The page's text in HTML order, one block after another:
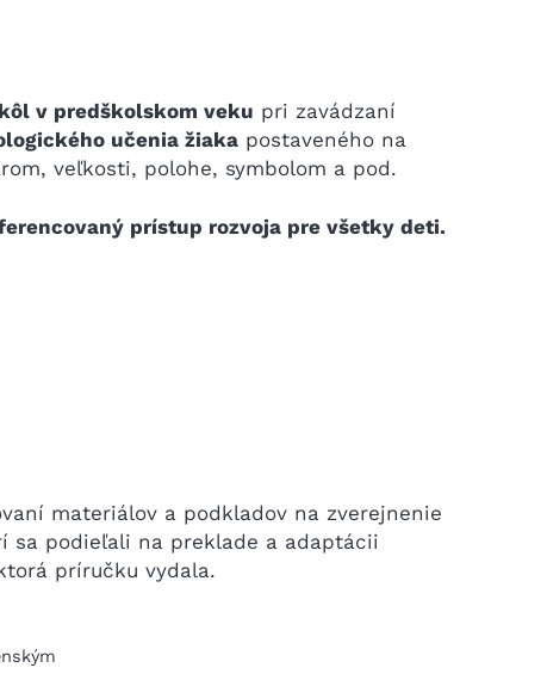
v predškolskom veku pri zavádzaní
učenia žiakapostaveného na
veľkosti, polohe, symbolom a pod.
prístup rozvoja pre všetky deti.
materiálov a podkladov na zverejnenie
sa podieľali na preklade a adaptácii
príručku vydala.